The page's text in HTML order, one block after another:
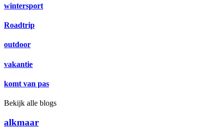
wintersport
Roadtrip
outdoor
vakantie
komt van pas
Bekijk alle blogs
alkmaar